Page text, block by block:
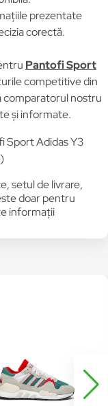
prezentate
corectă.
Pantofi Sport
competitive din
comparatorul nostru
și informate.
Sport Adidas Y3
setul de livrare,
doar pentru
informații